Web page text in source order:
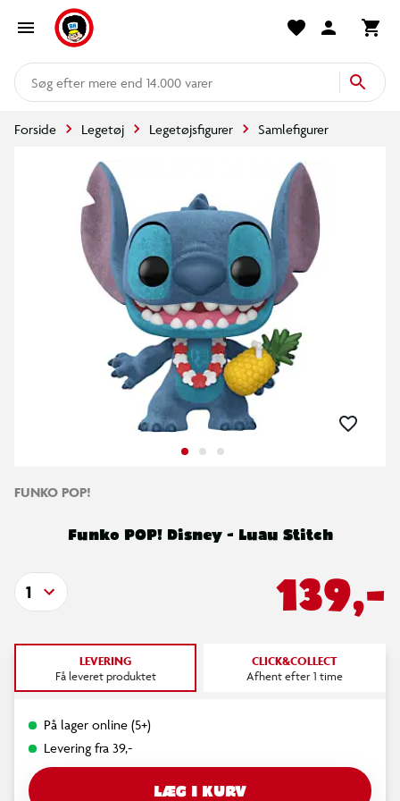
mere end 14.000 varer
Forside Legetøj Legetøjsfigurer Samlefigurer
FUNKO POP!
Funko POP! Disney - Luau Stitch
139,-
1
LEVERING
Få leveret produktet
CLICK&COLLECT
Afhent efter 1 time
På lager online (5+)
Levering fra 39,-
LÆG I KURV